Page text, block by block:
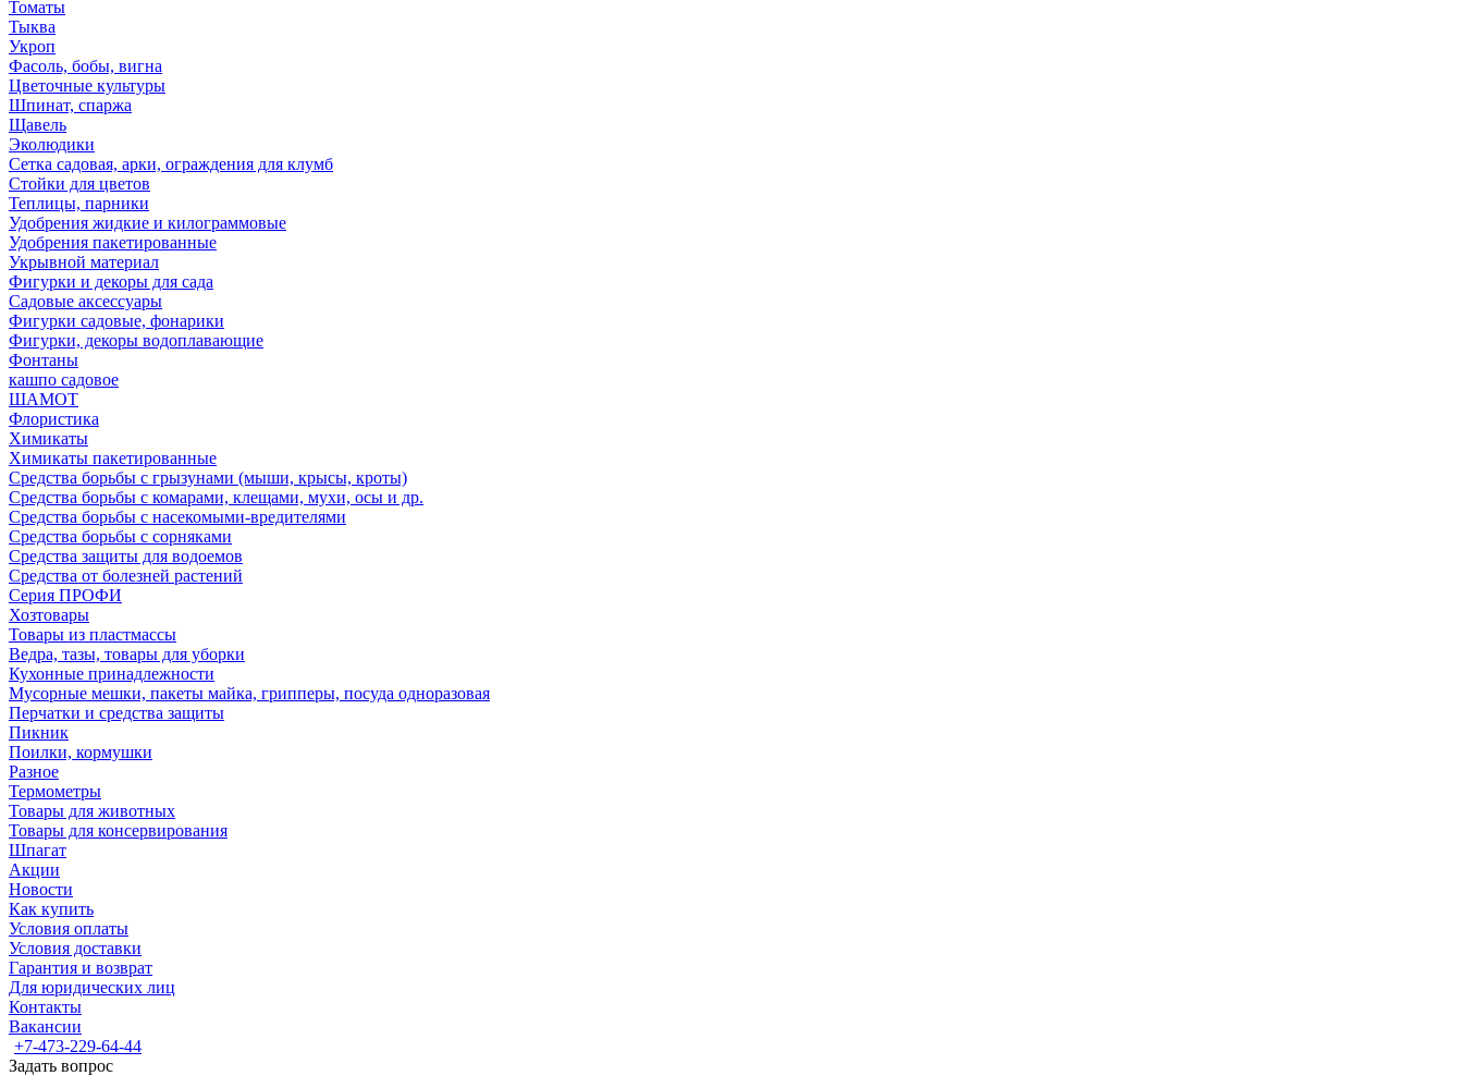
Томаты
Тыква
Укроп
Фасоль, бобы, вигна
Цветочные культуры
Шпинат, спаржа
Щавель
Эколюдики
Сетка садовая, арки, ограждения для клумб
Стойки для цветов
Теплицы, парники
Удобрения жидкие и килограммовые
Удобрения пакетированные
Укрывной материал
Фигурки и декоры для сада
Садовые аксессуары
Фигурки садовые, фонарики
Фигурки, декоры водоплавающие
Фонтаны
кашпо садовое
ШАМОТ
Флористика
Химикаты
Химикаты пакетированные
Средства борьбы с грызунами (мыши, крысы, кроты)
Средства борьбы с комарами, клещами, мухи, осы и др.
Средства борьбы с насекомыми-вредителями
Средства борьбы с сорняками
Средства защиты для водоемов
Средства от болезней растений
Серия ПРОФИ
Хозтовары
Товары из пластмассы
Ведра, тазы, товары для уборки
Кухонные принадлежности
Мусорные мешки, пакеты майка, грипперы, посуда одноразовая
Перчатки и средства защиты
Пикник
Поилки, кормушки
Разное
Термометры
Товары для животных
Товары для консервирования
Шпагат
Акции
Новости
Как купить
Условия оплаты
Условия доставки
Гарантия и возврат
Для юридических лиц
Контакты
Вакансии
+7-473-229-64-44
Задать вопрос